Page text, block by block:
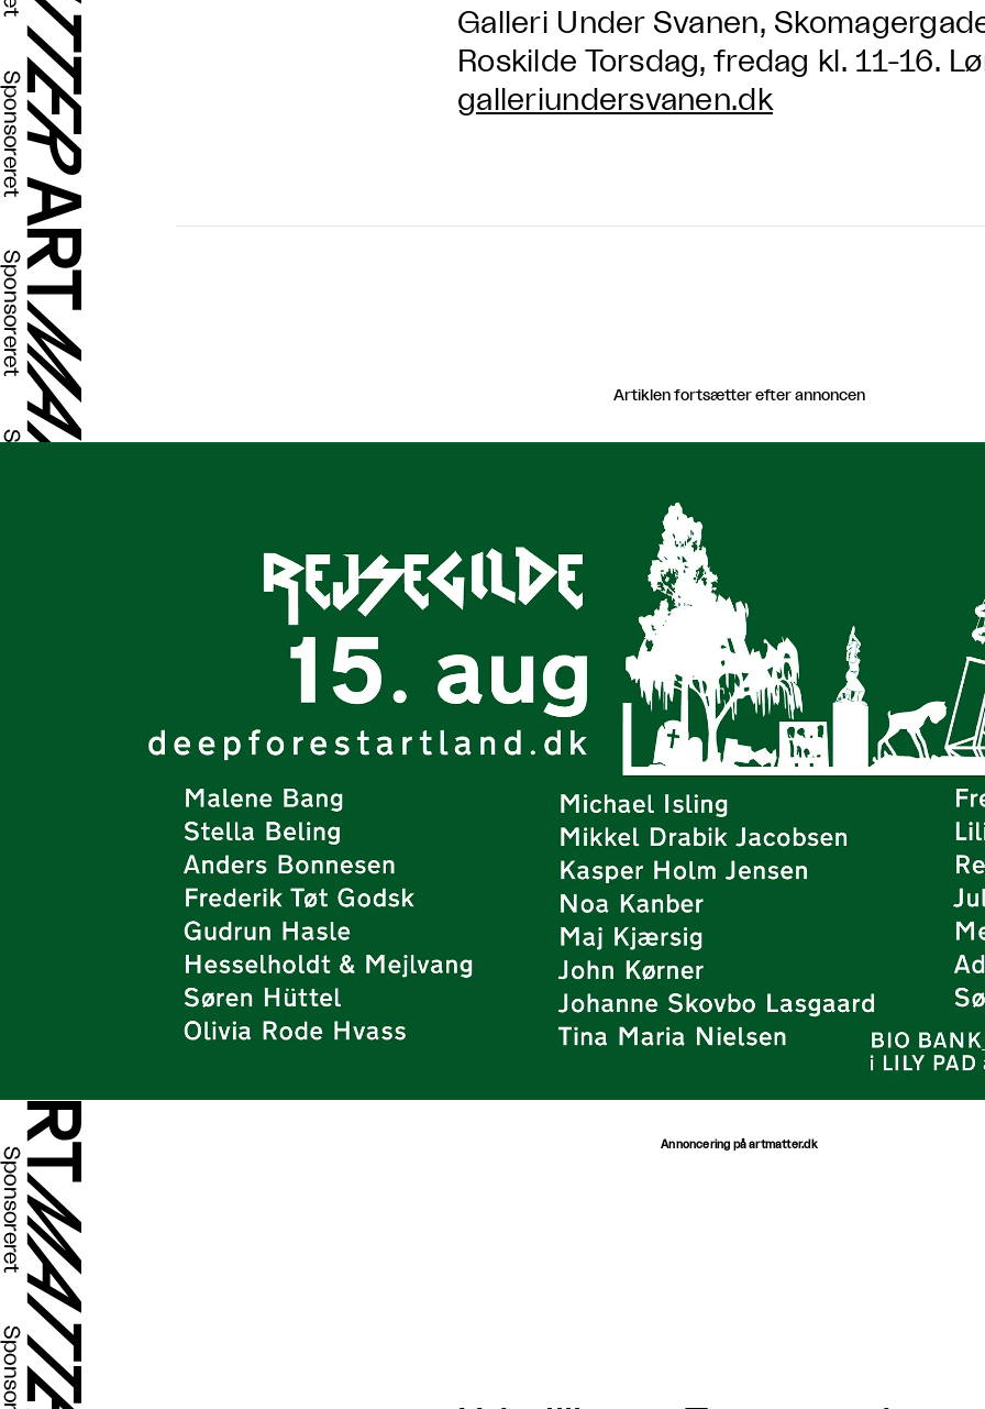
Galleri Under Svanen,
Roskilde Torsdag, fredag kl. 11-16.
galleriundersvanen.dk
Artiklen fortsætter efter annoncen
Annoncering på artmatter.dk